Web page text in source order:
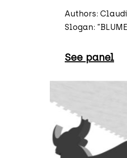
Authors:
Slogan:
See panel